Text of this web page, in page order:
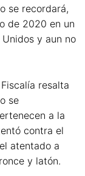
se recordará,
de 2020 en un
y aun no
resalta
se
a la
contra el
atentado a
y latón.